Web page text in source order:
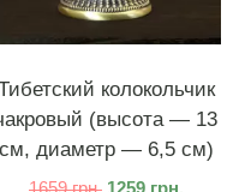
колокольчик
(высота — 13
см, диаметр — 6,5 см)